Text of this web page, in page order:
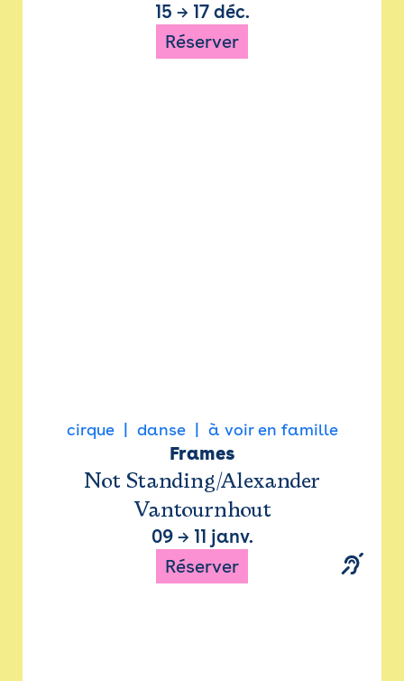
15 → 17 déc.
Réserver
cirque danse à voir en famille
Frames
Not Standing/Alexander
Vantournhout
09→ 11 janv.
Réserver